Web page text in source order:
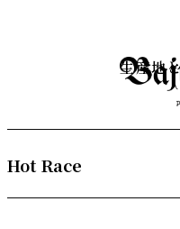
生産地
Hot Race